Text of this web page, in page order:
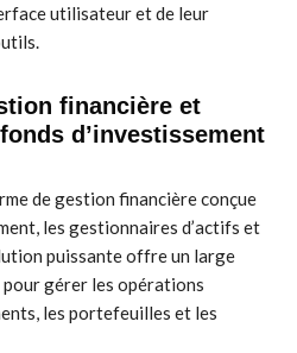
utilisateur et de leur
financière et
d’investissement
de gestion financière conçue
les gestionnaires d’actifs et
puissante offre un large
gérer les opérations
les portefeuilles et les